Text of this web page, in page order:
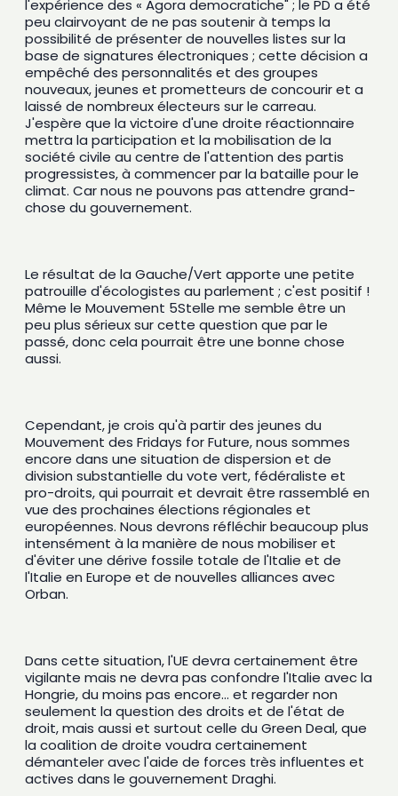
l'expérience des « Agora democratiche" ; le PD a été
peu clairvoyant de ne pas soutenir à temps la
possibilité de présenter de nouvelles listes sur la
base de signatures électroniques ; cette décision a
empêché des personnalités et des groupes
nouveaux, jeunes et prometteurs de concourir et a
laissé de nombreux électeurs sur le carreau.
J'espère que la victoire d'une droite réactionnaire
mettra la participation et la mobilisation de la
société civile au centre de l'attention des partis
progressistes, à commencer par la bataille pour le
climat. Car nous ne pouvons pas attendre grand-
chose du gouvernement.
Le résultat de la Gauche/Vert apporte une petite
patrouille d'écologistes au parlement ; c'est positif !
Même le Mouvement 5Stelle me semble être un
peu plus sérieux sur cette question que par le
passé, donc cela pourrait être une bonne chose
aussi.
Cependant, je crois qu'à partir des jeunes du
Mouvement des Fridays for Future, nous sommes
encore dans une situation de dispersion et de
division substantielle du vote vert, fédéraliste et
pro-droits, qui pourrait et devrait être rassemblé en
vue des prochaines élections régionales et
européennes. Nous devrons réfléchir beaucoup plus
intensément à la manière de nous mobiliser et
d'éviter une dérive fossile totale de l'Italie et de
l'Italie en Europe et de nouvelles alliances avec
Orban.
Dans cette situation, l'UE devra certainement être
vigilante mais ne devra pas confondre l'Italie avec la
Hongrie, du moins pas encore... et regarder non
seulement la question des droits et de l'état de
droit, mais aussi et surtout celle du Green Deal, que
la coalition de droite voudra certainement
démanteler avec l'aide de forces très influentes et
actives dans le gouvernement Draghi.